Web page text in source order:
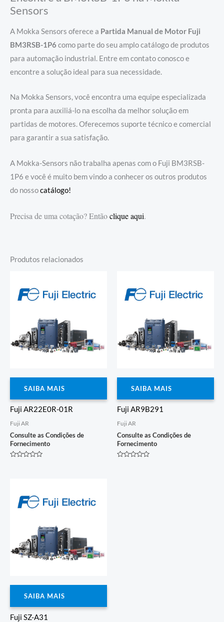
Sensors
A Mokka Sensors oferece a Partida Manual de Motor Fuji
BM3RSB-1P6como parte do seu amplo catálogo de produtos
para automação industrial. Entre em contato conosco e
encontre a solução ideal para sua necessidade.
Na Mokka Sensors, você encontra uma equipe especializada
pronta para auxiliá-lo na escolha da melhor solução em
partidas de motores. Oferecemos suporte técnico e comercial
para garantir a sua satisfação.
A Mokka-Sensors não trabalha apenas com o Fuji BM3RSB-
1P6 e você é muito bem vindo a conhecer os outros produtos
do nossocatálogo!
Precisa de uma cotação? Entãoclique aqui.
Produtos relacionados
SAIBA MAIS
Fuji AR22E0R-01R
Fuji AR
Consulte as Condições de
Fornecimento
SAIBA MAIS
Fuji AR9B291
Fuji AR
Consulte as Condições de
Fornecimento
SAIBA MAIS
Fuji SZ-A31